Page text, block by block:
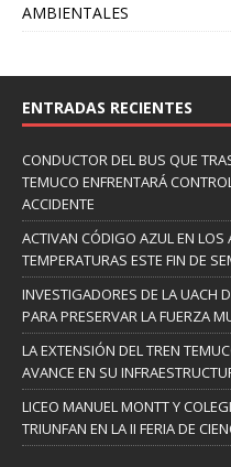
AMBIENTALES
ENTRADAS RECIENTES
CONDUCTOR DEL BUS QUE
TEMUCO ENFRENTARÁ
ACCIDENTE
ACTIVAN CÓDIGO AZUL EN LOS
TEMPERATURAS ESTE FIN DE
INVESTIGADORES DE LA UACH
PARA PRESERVAR LA FUERZA
LA EXTENSIÓN DEL TREN
AVANCE EN SU
LICEO MANUEL MONTT Y
TRIUNFAN EN LA II FERIA DE